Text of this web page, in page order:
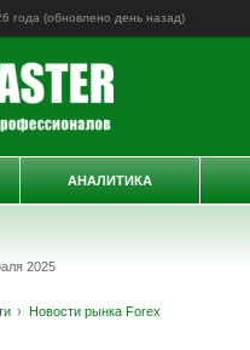
года (обновлено день назад)
2025
Новости рынка Forex
АНАЛИТИКА